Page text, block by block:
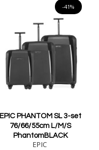
-41%
EPIC PHANTOM SL 3-set
76/66/55cm L/M/S
PhantomBLACK
EPIC